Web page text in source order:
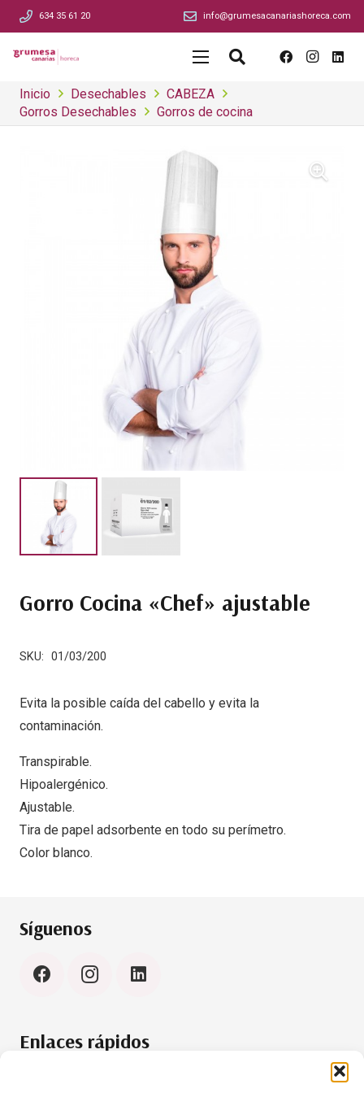
634 35 61 20 info@grumesacanariashoreca.com
Inicio Desechables
CABEZA
Gorros Desechables
Gorros de cocina
Gorro Cocina «Chef» ajustable
SKU: 01/03/200
Evita la posible caída del cabello y evita la
contaminación.
Transpirable.
Hipoalergénico.
Ajustable.
Tira de papel adsorbente en todo su perímetro.
Color blanco.
Síguenos
Enlaces rápidos